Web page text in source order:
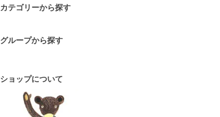
カテゴリーから探す
グループから探す
ショップについて